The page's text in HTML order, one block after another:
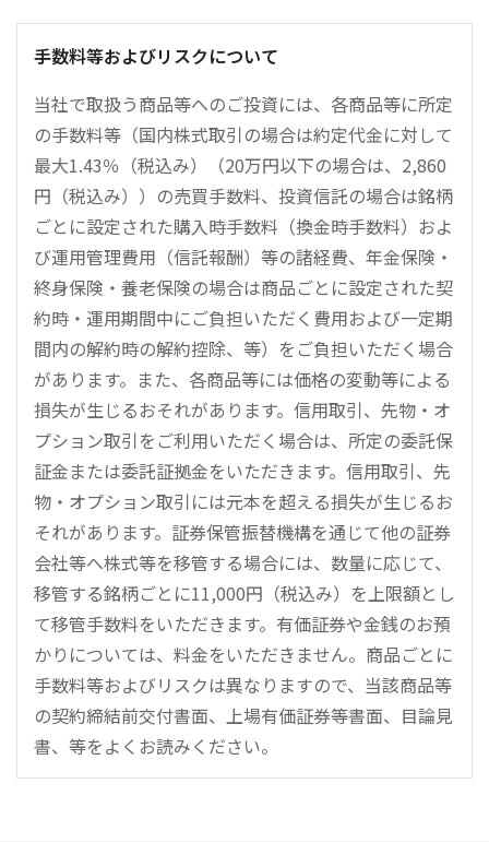
手数料等およびリスクについて
当社で取扱う商品等へのご投資には、各商品等に所定
の手数料等（国内株式取引の場合は約定代金に対して
最大1.43％（税込み）（20万円以下の場合は、2,860
円（税込み））の売買手数料、投資信託の場合は銘柄
ごとに設定された購入時手数料（換金時手数料）およ
び運用管理費用（信託報酬）等の諸経費、年金保険・
終身保険・養老保険の場合は商品ごとに設定された契
約時・運用期間中にご負担いただく費用および一定期
間内の解約時の解約控除、等）をご負担いただく場合
があります。また、各商品等には価格の変動等による
損失が生じるおそれがあります。信用取引、先物・オ
プション取引をご利用いただく場合は、所定の委託保
証金または委託証拠金をいただきます。信用取引、先
物・オプション取引には元本を超える損失が生じるお
それがあります。証券保管振替機構を通じて他の証券
会社等へ株式等を移管する場合には、数量に応じて、
移管する銘柄ごとに11,000円（税込み）を上限額とし
て移管手数料をいただきます。有価証券や金銭のお預
かりについては、料金をいただきません。商品ごとに
手数料等およびリスクは異なりますので、当該商品等
の契約締結前交付書面、上場有価証券等書面、目論見
書、等をよくお読みください。